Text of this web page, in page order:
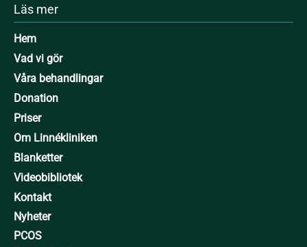
Läs mer
Hem
Vad vi gör
Våra behandlingar
Donation
Priser
Om Linnékliniken
Blanketter
Videobibliotek
Kontakt
Nyheter
PCOS